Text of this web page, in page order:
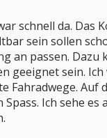
schnell da.
sein sollen
an passen.
geeignet sein.
Ich sehe